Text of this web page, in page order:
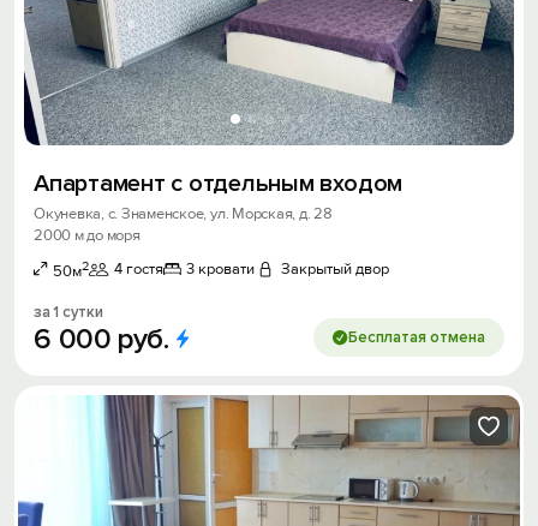
Апартамент с отдельным входом
Окуневка, с. Знаменское, ул. Морская, д. 28
2000 м до моря
50м2 4 гостя 3 кровати Закрытый двор
за 1 сутки
6 000 руб. Бесплатая отмена
Вход на сайт